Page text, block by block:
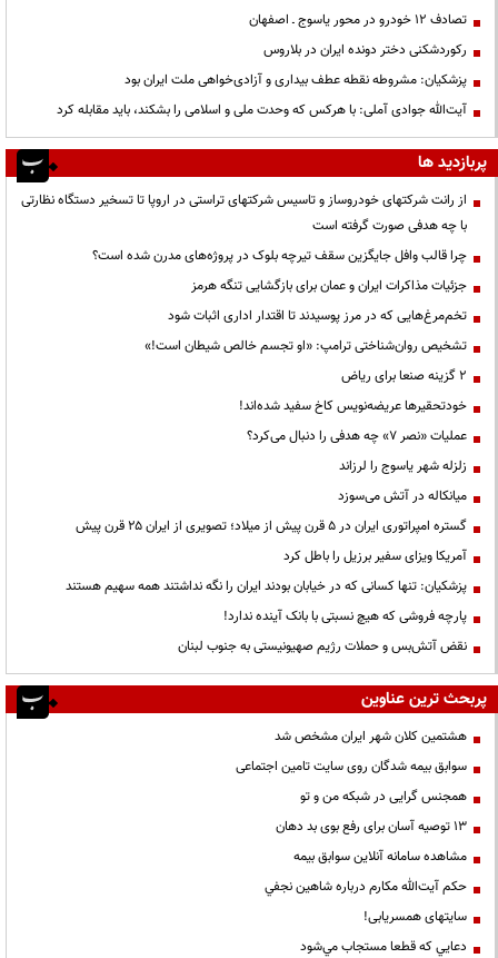
تصادف ۱۲ خودرو در محور یاسوج ـ اصفهان
رکوردشکنی دختر دونده ایران در بلاروس
پزشکیان: مشروطه نقطه عطف بیداری و آزادی‌خواهی ملت ایران بود
آیت‌الله جوادی آملی: با هرکس که وحدت ملی و اسلامی را بشکند، باید مقابله کرد
پربازدید ها
از رانت‌ شرکتهای خودروساز و تاسیس شرکتهای تراستی در اروپا تا تسخیر دستگاه نظارتی
با چه هدفی صورت گرفته است
چرا قالب وافل جایگزین سقف تیرچه بلوک در پروژه‌های مدرن شده است؟
جزئیات مذاکرات ایران و عمان برای بازگشایی تنگه هرمز
تخم‌مرغ‌هایی که در مرز پوسیدند تا اقتدار اداری اثبات شود
تشخیص روان‌شناختی ترامپ: «او تجسم خالص شیطان است!»
۲ گزینه صنعا برای ریاض
خودتحقیرها عریضه‌نویس کاخ سفید شده‌اند!
عملیات «نصر ۷» چه هدفی را دنبال می‌کرد؟
زلزله شهر یاسوج را لرزاند
میانکاله در آتش می‌سوزد
گستره امپراتوری ایران در ۵ قرن پیش از میلاد؛ تصویری از ایران ۲۵ قرن پیش
آمریکا ویزای سفیر برزیل را باطل کرد
پزشکیان: تنها کسانی که در خیابان بودند ایران را نگه نداشتند همه سهیم هستند
پارچه فروشی که هیچ نسبتی با بانک آینده ندارد!
نقض آتش‌بس و حملات رژیم صهیونیستی به جنوب لبنان
پربحث ترین عناوین
هشتمین کلان شهر ایران مشخص شد
سوابق بیمه شدگان روی سایت تامین اجتماعی
همجنس گرایی در شبکه من و تو
13 توصیه آسان برای رفع بوی بد دهان
مشاهده سامانه آنلاين سوابق بیمه
حكم آيت‌الله مكارم درباره شاهين نجفي
سایتهای همسریابی!
دعايي كه قطعا مستجاب مي‌شود